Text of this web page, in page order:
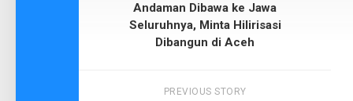
Andaman Dibawa ke Jawa
Seluruhnya, Minta Hilirisasi
Dibangun di Aceh
PREVIOUS STORY